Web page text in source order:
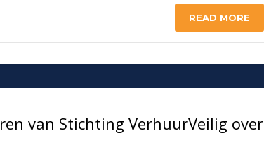
READ MORE
van Stichting VerhuurVeilig over